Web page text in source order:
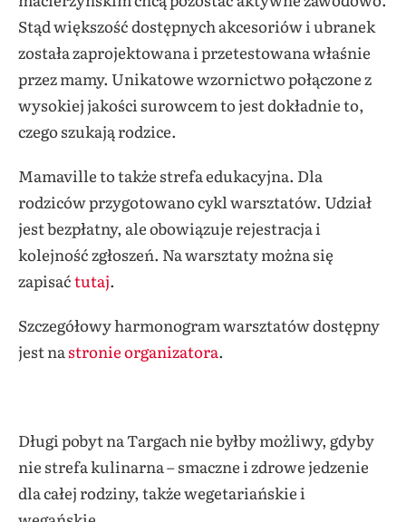
Stąd większość dostępnych akcesoriów i ubranek
została zaprojektowana i przetestowana właśnie
przez mamy. Unikatowe wzornictwo połączone z
wysokiej jakości surowcem to jest dokładnie to,
czego szukają rodzice.
Mamaville to także strefa edukacyjna. Dla
rodziców przygotowano cykl warsztatów. Udział
jest bezpłatny, ale obowiązuje rejestracja i
kolejność zgłoszeń. Na warsztaty można się
zapisaćtutaj.
Szczegółowy harmonogram warsztatów dostępny
jest nastronie organizatora.
Długi pobyt na Targach nie byłby możliwy, gdyby
nie strefa kulinarna – smaczne i zdrowe jedzenie
dla całej rodziny, także wegetariańskie i